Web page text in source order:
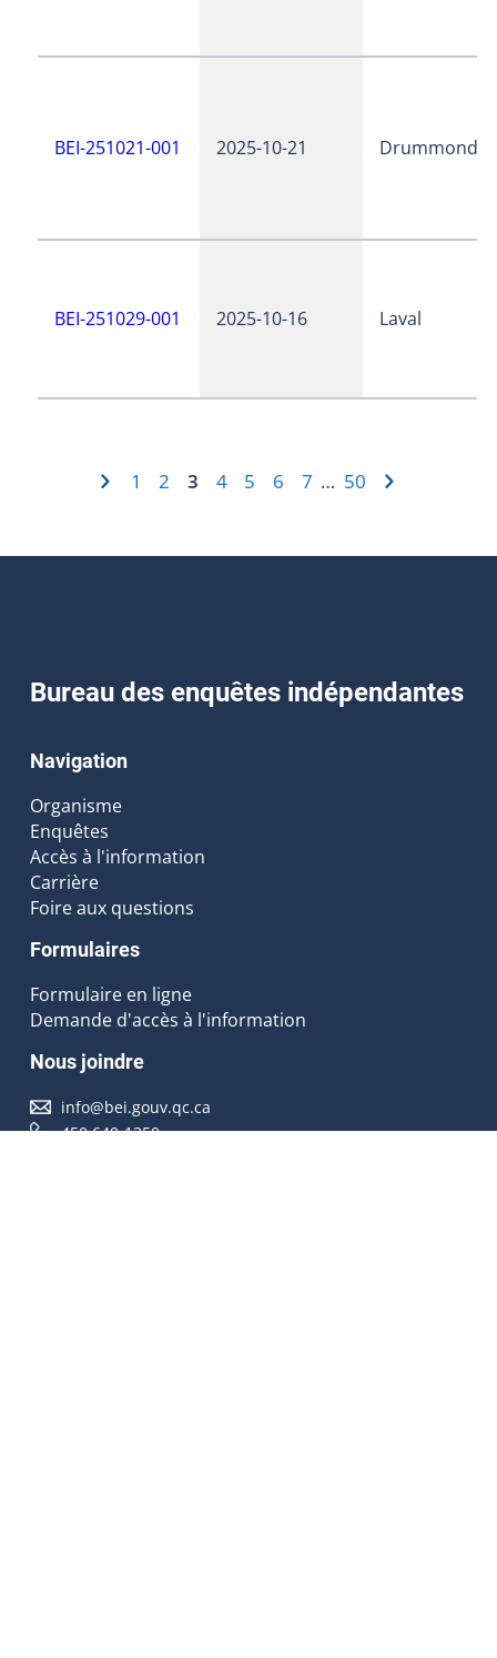
BEI-251021-001 2025-10-21
BEI-251029-001 2025-10-16 Laval
1 2 3 4 5 6 7 … 50
Bureau des enquêtes indépendantes
Navigation
Organisme
Enquêtes
Accès à l'information
Carrière
Foire aux questions
Formulaires
Formulaire en ligne
Demande d'accès à l'information
Nous joindre
info@bei.gouv.qc.ca
450 640-1350